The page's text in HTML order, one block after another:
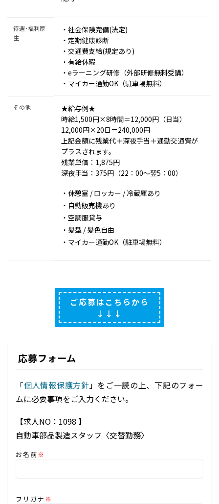
待遇･福利厚
生
・社会保険完備(法定)
・定期健康診断
・交通費支給(規定あり)
・有給休暇
・eラーニング研修（外部研修無料受講）
・マイカー通勤OK（駐車場無料）
その他
★給与例★
時給1,500円×8時間＝12,000円（日当）
12,000円×20日＝240,000円
上記金額に残業代＋深夜手当＋通勤交通費が
プラスされます。
残業単価：1,875円
深夜手当：375円（22：00～翌5：00）
・休憩室 / ロッカー / 冷蔵庫あり
・自動販売機あり
・空調服貸与
・髪型 / 髪色自由
・マイカー通勤OK（駐車場無料）
ご応募はこちらから
↓↓↓
応募フォーム
「個人情報保護方針」をご一読の上、下記のフォー
ムに必要事項をご入力ください。
【求人NO：1098 】
自動車部品製造スタッフ〈交替勤務〉
お名前 ※
フリガナ ※